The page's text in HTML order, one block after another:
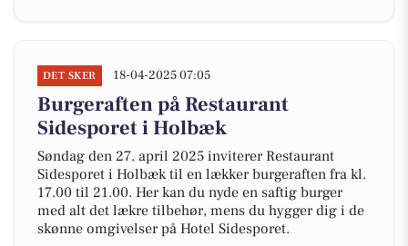
DET SKER 18-04-2025 07:05
Burgeraften på Restaurant
Sidesporet i Holbæk
Søndag den 27. april 2025 inviterer Restaurant
Sidesporet i Holbæk til en lækker burgeraften fra kl.
17.00 til 21.00. Her kan du nyde en saftig burger
med alt det lækre tilbehør, mens du hygger dig i de
skønne omgivelser på Hotel Sidesporet.